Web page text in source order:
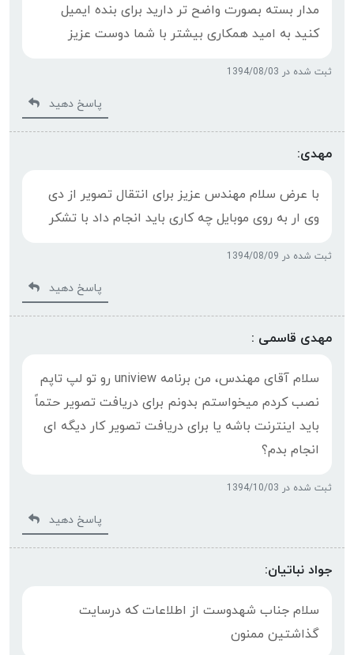
مدار بسته بصورت واضح تر دارید برای بنده ایمیل
کنید به امید همکاری بیشتر با شما دوست عزیز
ثبت شده در 1394/08/03
پاسخ دهید
مهدی:
با عرض سلام مهندس عزیز برای انتقال تصویر از دی
وی ار به روی موبایل چه کاری باید انجام داد با تشکر
ثبت شده در 1394/08/09
پاسخ دهید
مهدی قاسمی :
سلام آقای مهندس، من برنامه uniview رو تو لپ تاپم
نصب کردم میخواستم بدونم برای دریافت تصویر حتماً
باید اینترنت باشه یا برای دریافت تصویر کار دیگه ای
انجام بدم؟
ثبت شده در 1394/10/03
پاسخ دهید
جواد نباتیان:
سلام جناب شهدوست از اطلاعات که درسایت
گذاشتین ممنون